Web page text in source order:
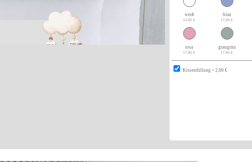
weiß
12,95 €
blau
17,95 €
rosa
17,95 €
graugrün
17,95 €
Kissenfüllung + 2,00 €